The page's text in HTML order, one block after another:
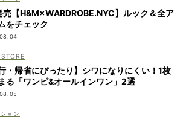
【H&M×WARDROBE.NYC】ルック＆全ア
をチェック
行・帰省にぴったり】シワになりにくい！1枚
る「ワンピ&オールインワン」2選
ョン